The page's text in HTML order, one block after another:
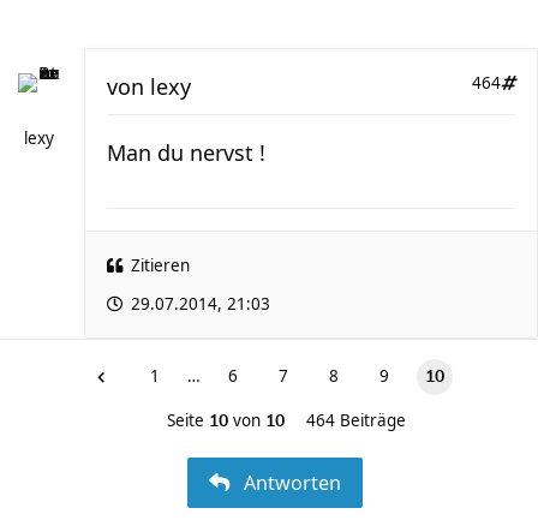
lexy
464
von lexy
Man du nervst !
Zitieren
29.07.2014, 21:03
1 … 6 7 8 9 10
Seite 10von 10 464 Beiträge
Antworten